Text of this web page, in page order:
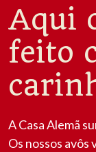
Aqui
feito
A Casa Alemã
Os nossos avôs